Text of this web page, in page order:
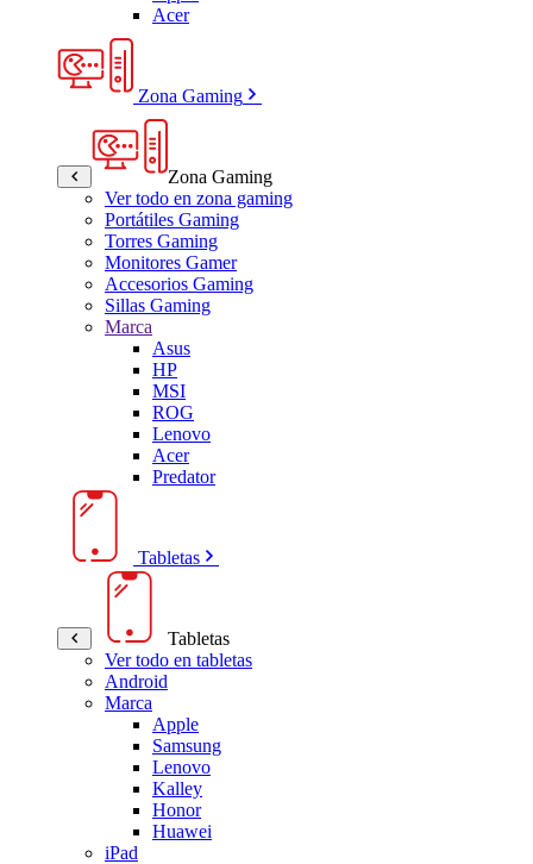
Acer
Zona Gaming
Zona Gaming
Ver todo en zona gaming
Portátiles Gaming
Torres Gaming
Monitores Gamer
Accesorios Gaming
Sillas Gaming
Marca
Asus
HP
MSI
ROG
Lenovo
Acer
Predator
Tabletas
Tabletas
Ver todo en tabletas
Android
Marca
Apple
Samsung
Lenovo
Kalley
Honor
Huawei
iPad